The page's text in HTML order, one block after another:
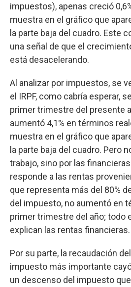
impuestos), apenas creció
muestra en el gráfico que
la parte baja del cuadro. Este
una señal de que el
está desacelerando.
Al analizar por impuestos, se
el IRPF, como cabría esperar,
primer trimestre del presente
aumentó 4,1% en términos
muestra en el gráfico que
la parte baja del cuadro. Pero
trabajo, sino por las
responde a las rentas
que representa más del 80%
del impuesto, no aumentó en
primer trimestre del año; todo
explican las rentas financieras.
Por su parte, la recaudación del
impuesto más importante
un descenso del impuesto